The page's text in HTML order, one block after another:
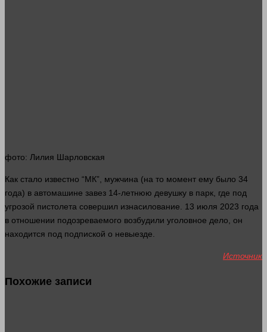
фото: Лилия Шарловская
Как стало известно “МК”, мужчина (на то момент ему было 34
года) в автомашине завез 14-летнюю девушку в парк, где под
угрозой пистолета совершил изнасилование. 13 июля 2023 года
в отношении подозреваемого возбудили уголовное дело, он
находится под подпиской о невыезде.
Источник
Похожие записи